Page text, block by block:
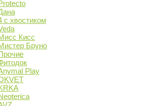
с хвостиком
Кисс
Бруно
Play